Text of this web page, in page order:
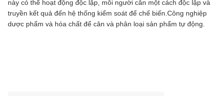
này có thể hoạt động độc lập, mỗi người cân một cách độc lập và
truyền kết quả đến hệ thống kiểm soát để chế biến.Công nghiệp
dược phẩm và hóa chất để cân và phân loại sản phẩm tự động.